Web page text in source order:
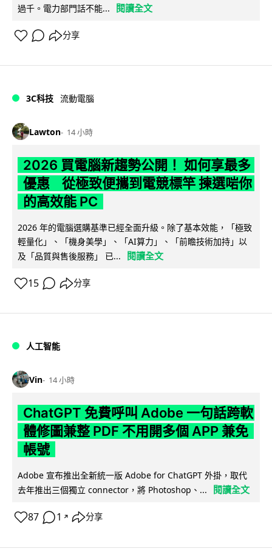
過千。電力部門話不能...
閱讀全文
分享
3C科技 流動電腦
Lawton 14 小時
2026 買電腦新趨勢公開！ 如何享最多
優惠 從極致便攜到電競標竿 揀選啱你
的高效能 PC
2026 年的電腦選購基準已經全面升級。除了基本效能，「極致
輕量化」、「機身美學」、「AI算力」、「前瞻技術加持」以
及「品質與售後服務」 已...
閱讀全文
15 分享
人工智能
Vin 14 小時
ChatGPT 免費呼叫 Adobe 一句話跨軟
體修圖兼整 PDF 不用開多個 APP 兼免
帳號
Adobe 宣布推出全新統一版 Adobe for ChatGPT 外掛，取代
去年推出三個獨立 connector，將 Photoshop、...
閱讀全文
87 1 ↗ 分享